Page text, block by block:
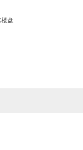
楼盘